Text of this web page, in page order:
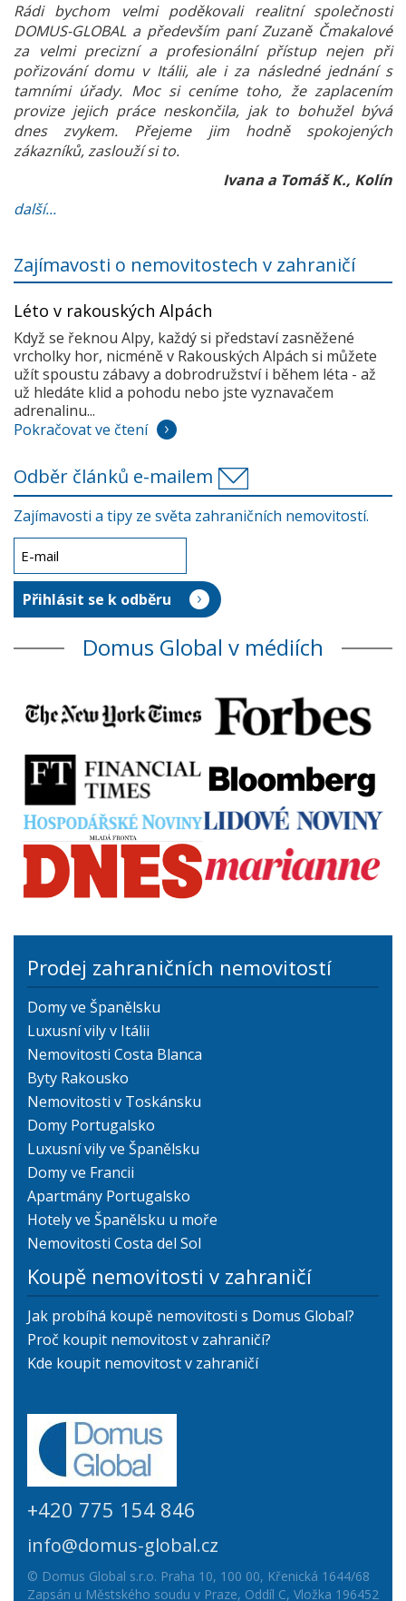
Rádi bychom velmi poděkovali realitní společnosti
DOMUS-GLOBAL a především paní Zuzaně Čmakalové
za velmi precizní a profesionální přístup nejen při
pořizování domu v Itálii, ale i za následné jednání s
tamními úřady. Moc si ceníme toho, že zaplacením
provize jejich práce neskončila, jak to bohužel bývá
dnes zvykem. Přejeme jim hodně spokojených
zákazníků, zaslouží si to.
Ivana a Tomáš K., Kolín
další...
Zajímavosti o nemovitostech v zahraničí
Léto v rakouských Alpách
Když se řeknou Alpy, každý si představí zasněžené
vrcholky hor, nicméně v Rakouských Alpách si můžete
užít spoustu zábavy a dobrodružství i během léta - až
už hledáte klid a pohodu nebo jste vyznavačem
adrenalinu...
Pokračovat ve čtení
Odběr článků e-mailem
Zajímavosti a tipy ze světa zahraničních nemovitostí.
Domus Global v médiích
Prodej zahraničních nemovitostí
Domy ve Španělsku
Luxusní vily v Itálii
Nemovitosti Costa Blanca
Byty Rakousko
Nemovitosti v Toskánsku
Domy Portugalsko
Luxusní vily ve Španělsku
Domy ve Francii
Apartmány Portugalsko
Hotely ve Španělsku u moře
Nemovitosti Costa del Sol
Koupě nemovitosti v zahraničí
Jak probíhá koupě nemovitosti s Domus Global?
Proč koupit nemovitost v zahraničí?
Kde koupit nemovitost v zahraničí
+420 775 154 846
info@domus-global.cz
© Domus Global s.r.o. Praha 10, 100 00, Křenická 1644/68
Zapsán u Městského soudu v Praze, Oddíl C, Vložka 196452